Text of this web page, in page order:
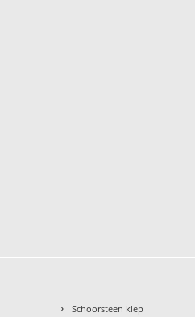
› Schoorsteen klep